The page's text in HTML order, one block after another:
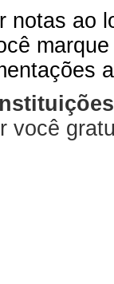
notas ao
você